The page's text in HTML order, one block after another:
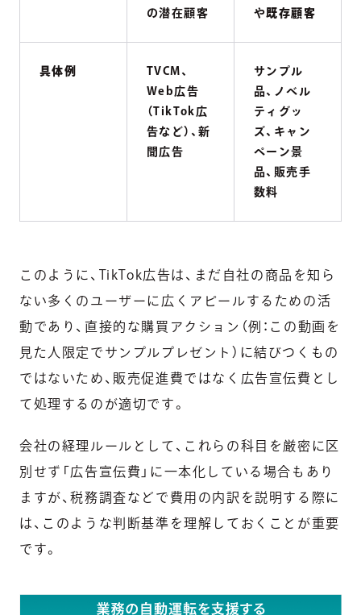
の潜在顧客
や既存顧客
具体例
TVCM、
Web広告
（TikTok広
告など）、新
聞広告
サンプル
品、ノベル
ティグッ
ズ、キャン
ペーン景
品、販売手
数料
このように、TikTok広告は、まだ自社の商品を知ら
ない多くのユーザーに広くアピールするための活
動であり、直接的な購買アクション（例：この動画を
見た人限定でサンプルプレゼント）に結びつくもの
ではないため、販売促進費ではなく広告宣伝費とし
て処理するのが適切です。
会社の経理ルールとして、これらの科目を厳密に区
別せず「広告宣伝費」に一本化している場合もあり
ますが、税務調査などで費用の内訳を説明する際に
は、このような判断基準を理解しておくことが重要
です。